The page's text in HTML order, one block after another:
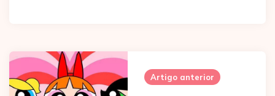
Post
navigation
Artigo anterior